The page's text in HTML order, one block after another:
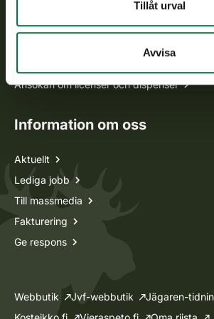
Tillåt urval
Avvisa
Ansökan om licenser och dispenser
Information om oss
Aktuellt
Lediga jobb
Till massmedia
Fakturering
Ge respons
Webbutik Jvf-webbutik
Jägaren-